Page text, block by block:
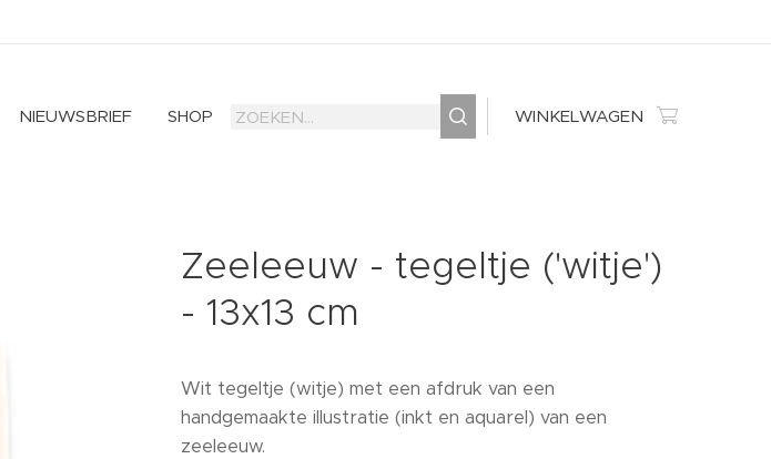
NIEUWSBRIEF SHOP WINKELWAGEN
Zeeleeuw - tegeltje ('witje')
- 13x13 cm
Wit tegeltje (witje) met een afdruk van een
handgemaakte illustratie (inkt en aquarel) van een
zeeleeuw.